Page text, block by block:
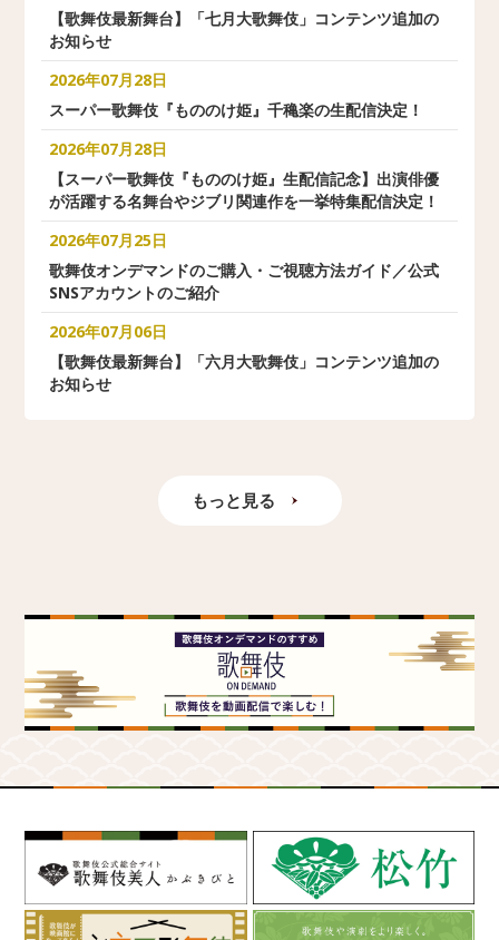
【歌舞伎最新舞台】「七月大歌舞伎」コンテンツ追加の
お知らせ
2026年07月28日
スーパー歌舞伎『もののけ姫』千穐楽の生配信決定！
2026年07月28日
【スーパー歌舞伎『もののけ姫』生配信記念】出演俳優
が活躍する名舞台やジブリ関連作を一挙特集配信決定！
2026年07月25日
歌舞伎オンデマンドのご購入・ご視聴方法ガイド／公式
SNSアカウントのご紹介
2026年07月06日
【歌舞伎最新舞台】「六月大歌舞伎」コンテンツ追加の
お知らせ
もっと見る